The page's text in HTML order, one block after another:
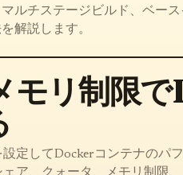
ルチステージビルド、ベー
解説します。
モリ制限
定してDockerコンテナのパ
ア、クォータ、メモリ制限